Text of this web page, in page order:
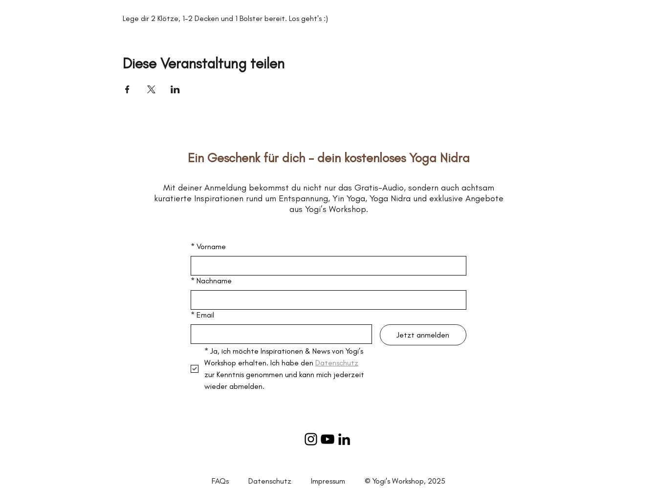
Lege dir 2 Klötze, 1-2 Decken und 1 Bolster bereit. Los geht's :)
Diese Veranstaltung teilen
Ein Geschenk für dich – dein kostenloses Yoga Nidra
Mit deiner Anmeldung bekommst du nicht nur das Gratis-Audio, sondern auch achtsam
kuratierte Inspirationen rund um Entspannung, Yin Yoga, Yoga Nidra und exklusive Angebote
aus Yogi’s Workshop.
* Vorname
* Nachname
* Email
Jetzt anmelden
* Ja, ich möchte Inspirationen & News von Yogi’s
Workshop erhalten. Ich habe den Datenschutz
zur Kenntnis genommen und kann mich jederzeit
wieder abmelden.
FAQs Datenschutz Impressum © Yogi's Workshop, 2025